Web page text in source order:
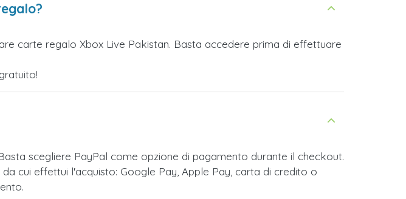
carte regalo Xbox Live Pakistan. Basta accedere prima di effettuare
scegliere PayPal come opzione di pagamento durante il checkout.
cui effettui l'acquisto: Google Pay, Apple Pay, carta di credito o